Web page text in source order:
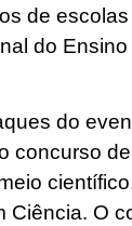
de
do
do
concurso
Ciência. O